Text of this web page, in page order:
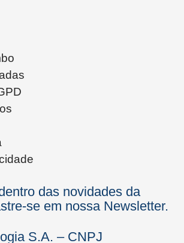
das novidades da
se em nossa Newsletter.
S.A. – CNPJ